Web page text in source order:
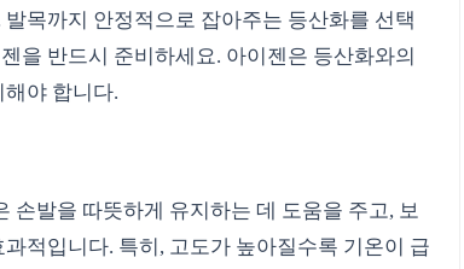
목까지 안정적으로 잡아주는 등산화를 선택
을 반드시 준비하세요. 아이젠은 등산화와의
야 합니다.
손발을 따뜻하게 유지하는 데 도움을 주고, 보
적입니다. 특히, 고도가 높아질수록 기온이 급